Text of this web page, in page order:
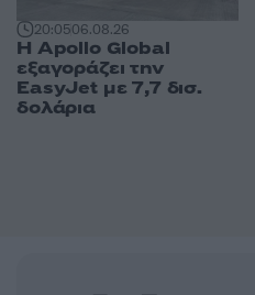
20:0506.08.26
Η Apollo Global
εξαγοράζει την
EasyJet με 7,7 δισ.
δολάρια